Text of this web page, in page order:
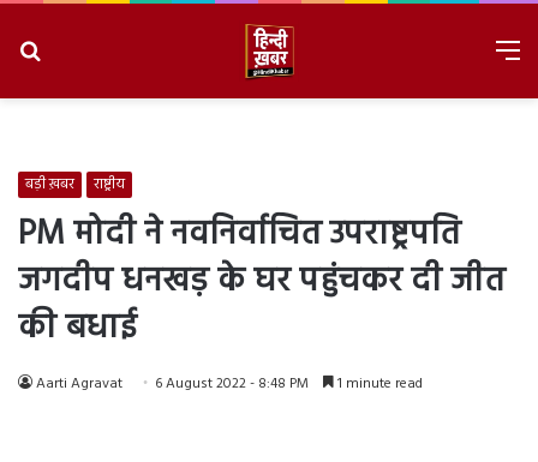
बड़ी ख़बर राष्ट्रीय
PM मोदी ने नवनिर्वाचित उपराष्ट्रपति
जगदीप धनखड़ के घर पहुंचकर दी जीत
की बधाई
Aarti Agravat 6 August 2022 - 8:48 PM 1 minute read